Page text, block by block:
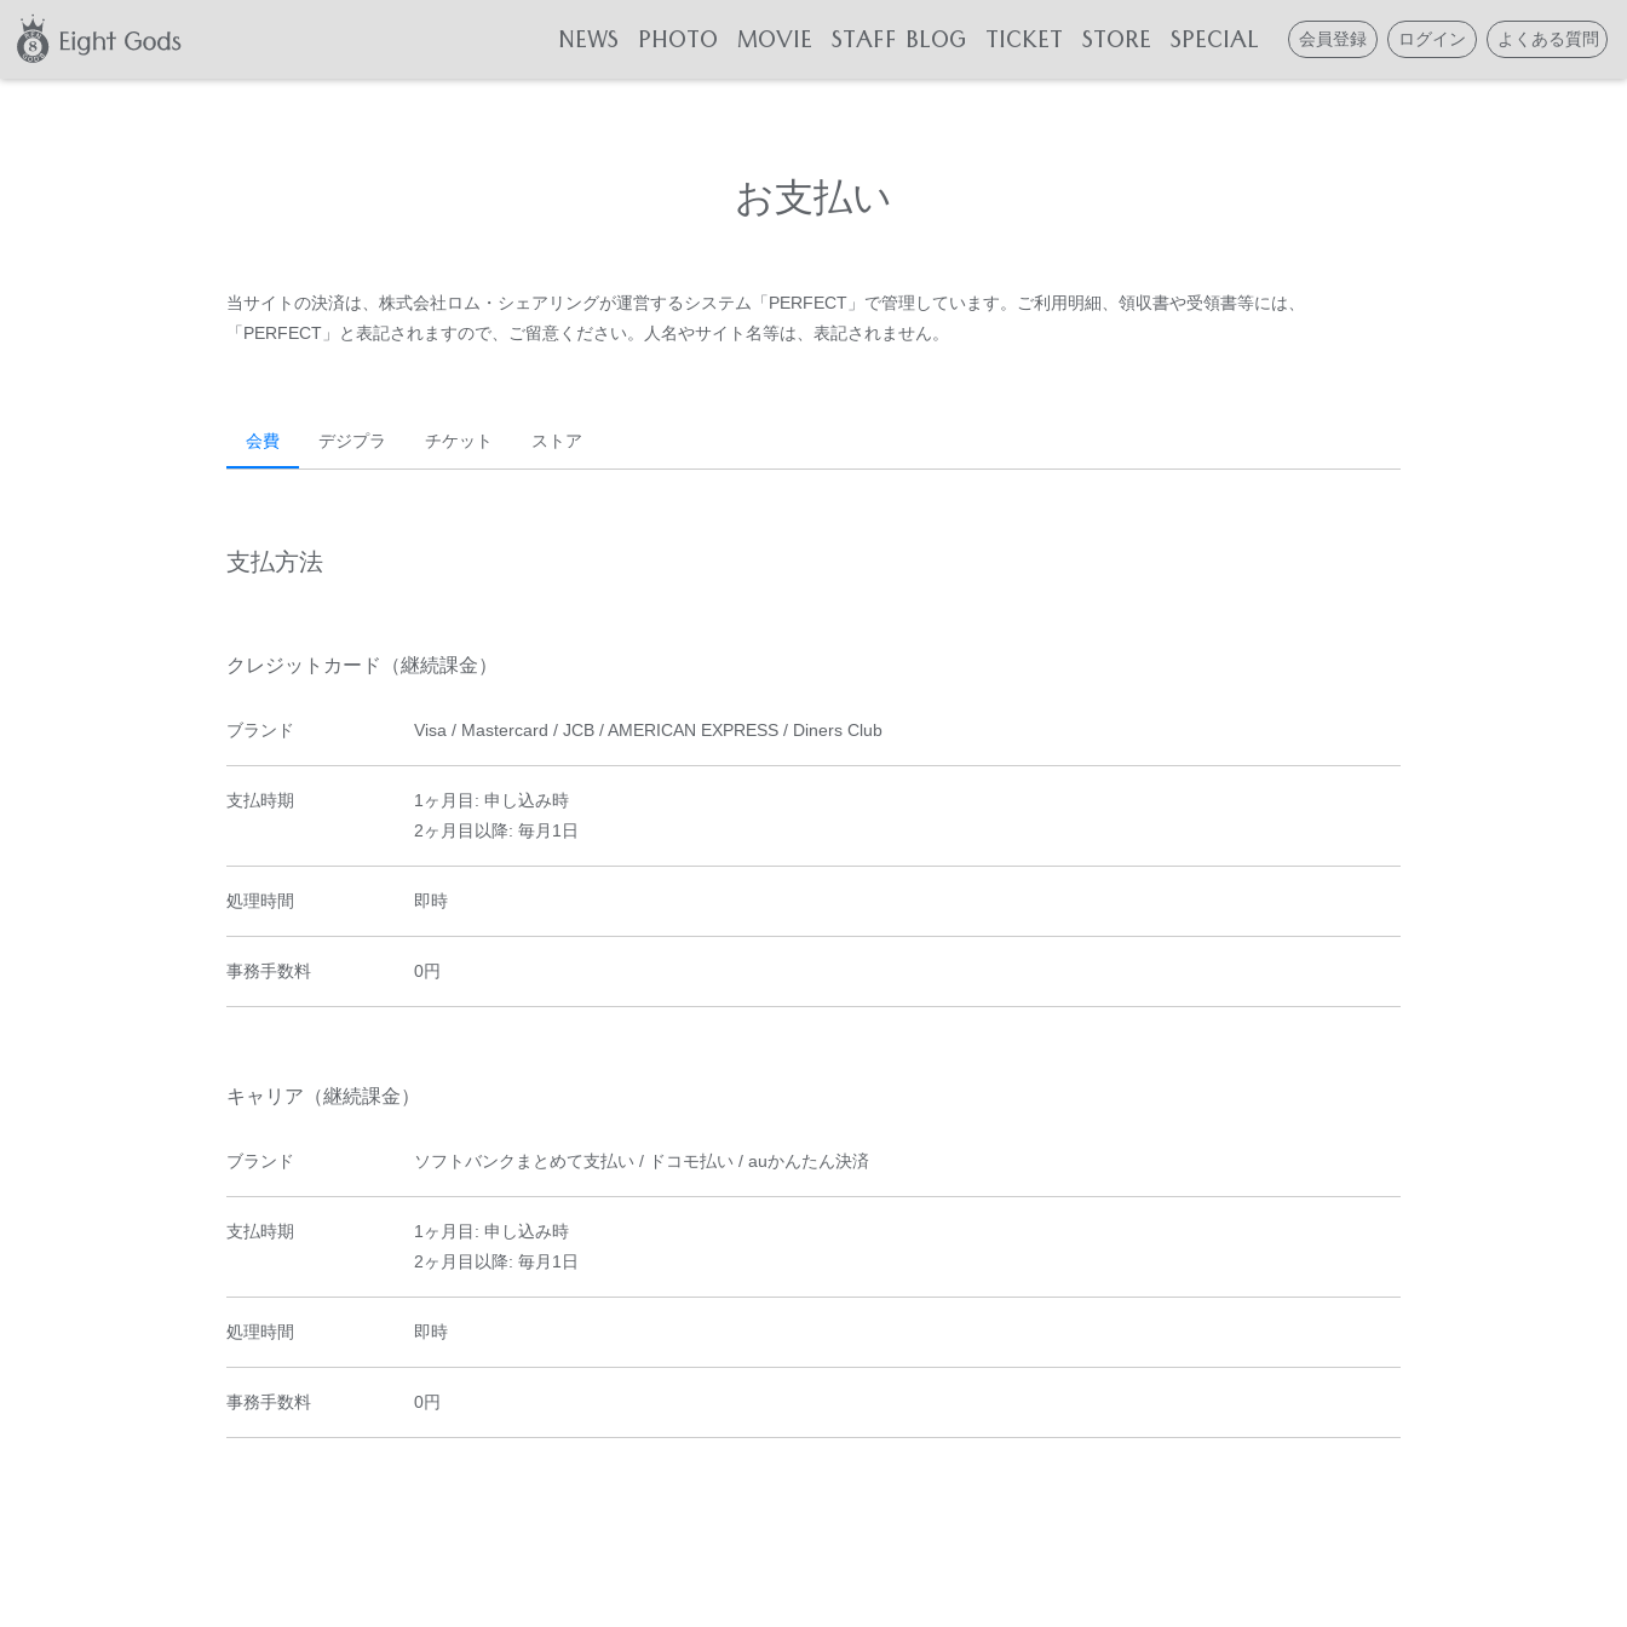
NEWS PHOTO MOVIE STAFF BLOG TICKET STORE SPECIAL 会員登録 ログイン よくある質問
お支払い
当サイトの決済は、株式会社ロム・シェアリングが運営するシステム「PERFECT」で管理しています。ご利用明細、領収書や受領書等には、
「PERFECT」と表記されますので、ご留意ください。人名やサイト名等は、表記されません。
会費 デジプラ チケット ストア
支払方法
クレジットカード（継続課金）
ブランド Visa / Mastercard / JCB / AMERICAN EXPRESS / Diners Club
支払時期
1ヶ月目: 申し込み時
2ヶ月目以降: 毎月1日
処理時間 即時
事務手数料 0円
キャリア（継続課金）
ブランド ソフトバンクまとめて支払い / ドコモ払い / auかんたん決済
支払時期
1ヶ月目: 申し込み時
2ヶ月目以降: 毎月1日
処理時間 即時
事務手数料 0円